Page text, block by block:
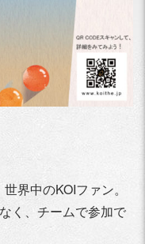
界中のKOIファン。
く、チームで参加で